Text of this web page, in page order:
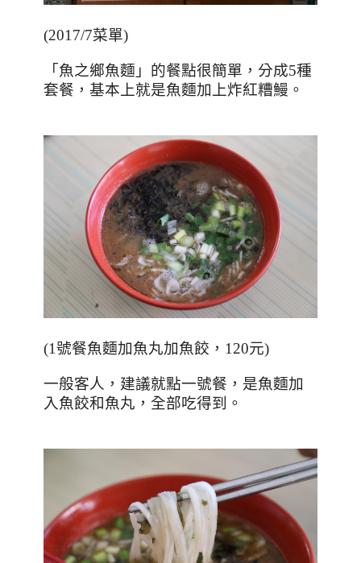
(2017/7菜單)
「魚之鄉魚麵」的餐點很簡單，分成5種
套餐，基本上就是魚麵加上炸紅糟鰻。
(1號餐魚麵加魚丸加魚餃， 120元)
一般客人，建議就點一號餐，是魚麵加
入魚餃和魚丸，全部吃得到。